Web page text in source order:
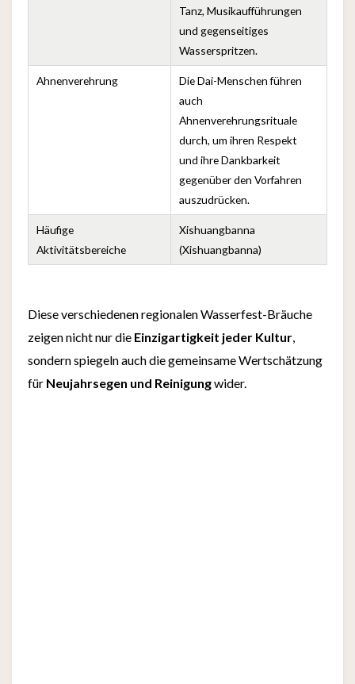
Tanz, Musikaufführungen
und gegenseitiges
Wasserspritzen.
Ahnenverehrung
Die Dai-Menschen führen
auch
Ahnenverehrungsrituale
durch, um ihren Respekt
und ihre Dankbarkeit
gegenüber den Vorfahren
auszudrücken.
Häufige
Aktivitätsbereiche
Xishuangbanna
(Xishuangbanna)
Diese verschiedenen regionalen Wasserfest-Bräuche
zeigen nicht nur die Einzigartigkeit jeder Kultur,
sondern spiegeln auch die gemeinsame Wertschätzung
für Neujahrsegen und Reinigungwider.